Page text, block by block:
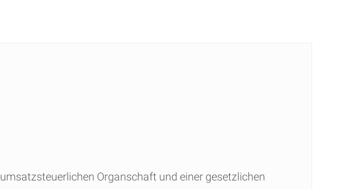
Organschaft und einer gesetzlichen